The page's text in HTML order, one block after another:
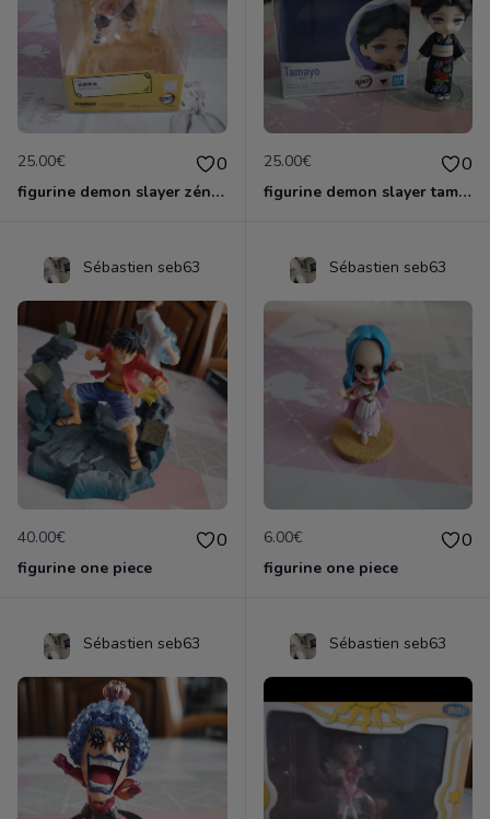
25.00€ 0
figurine demon slayer zénith officielle
25.00€ 0
figurine demon slayer tamayo
Sébastien seb63
40.00€ 0
figurine one piece
Sébastien seb63
6.00€ 0
figurine one piece
Sébastien seb63 Sébastien seb63